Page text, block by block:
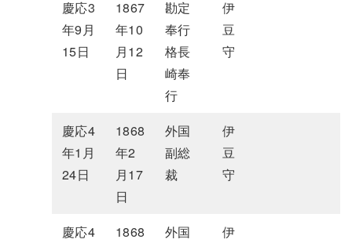
慶応3
年9月
15日
1867
年10
月12
日
勘定
奉行
格長
崎奉
行
伊
豆
守
慶応4
年1月
24日
1868
年2
月17
日
外国
副総
裁
伊
豆
守
慶応4
1868
外国
伊